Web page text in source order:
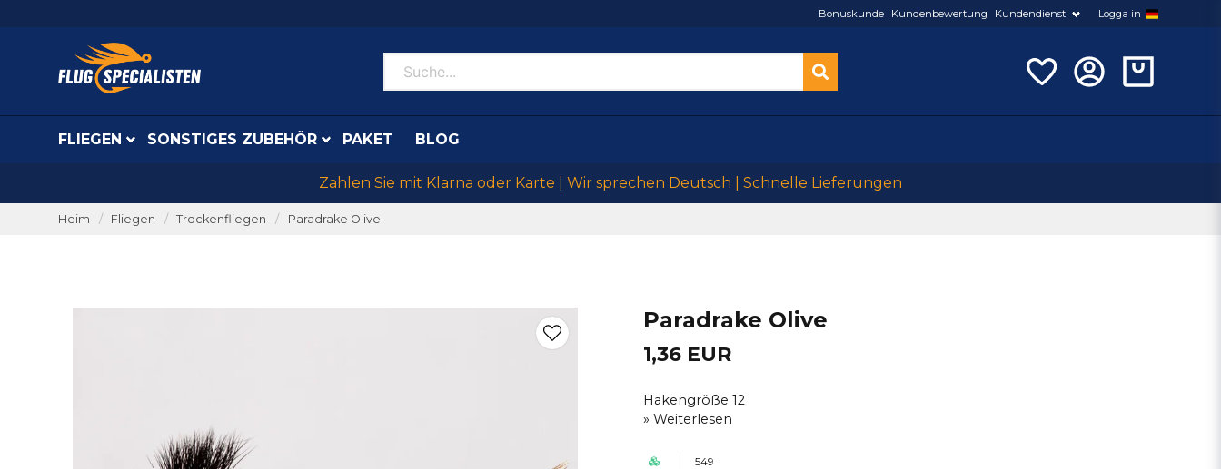
Bonuskunde Kundenbewertung Kundendienst Logga in
FLIEGEN SONSTIGES ZUBEHÖR PAKET BLOG
Zahlen Sie mit Klarna oder Karte | Wir sprechen Deutsch | Schnelle Lieferungen
Heim Fliegen Trockenfliegen Paradrake Olive
Paradrake Olive
1,36 EUR
Hakengröße 12
Weiterlesen
549